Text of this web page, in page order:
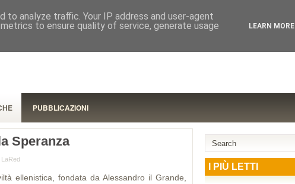
RISTORANTE COOPERATIVO, ZURIGO
PUBBLICAZIONI
Speranza
LaRed
ellenistica, fondata da Alessandro il Grande,
I PIÙ LETTI
analyze traffic. Your IP address and user-agent
to ensure quality of service, generate usage
LEARN MORE